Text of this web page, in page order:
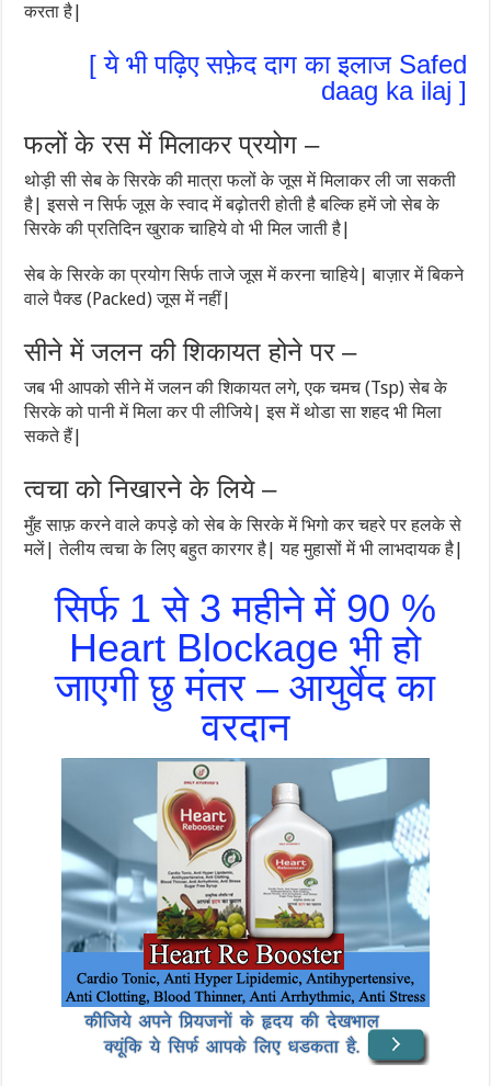
करता है|
[ ये भी पढ़िए सफ़ेद दाग का इलाज Safed
daag ka ilaj ]
फलों के रस में मिलाकर प्रयोग –
थोड़ी सी सेब के सिरके की मात्रा फलों के जूस में मिलाकर ली जा सकती
है| इससे न सिर्फ जूस के स्वाद में बढ़ोतरी होती है बल्कि हमें जो सेब के
सिरके की प्रतिदिन खुराक चाहिये वो भी मिल जाती है|
सेब के सिरके का प्रयोग सिर्फ ताजे जूस में करना चाहिये| बाज़ार में बिकने
वाले पैक्ड (Packed) जूस में नहीं|
सीने में जलन की शिकायत होने पर –
जब भी आपको सीने में जलन की शिकायत लगे, एक चमच (Tsp) सेब के
सिरके को पानी में मिला कर पी लीजिये| इस में थोडा सा शहद भी मिला
सकते हैं|
त्वचा को निखारने के लिये –
मुँह साफ़ करने वाले कपड़े को सेब के सिरके में भिगो कर चहरे पर हलके से
मलें| तेलीय त्वचा के लिए बहुत कारगर है| यह मुहासों में भी लाभदायक है|
सिर्फ 1 से 3 महीने में 90 %
Heart Blockage भी हो
जाएगी छु मंतर – आयुर्वेद का
वरदान